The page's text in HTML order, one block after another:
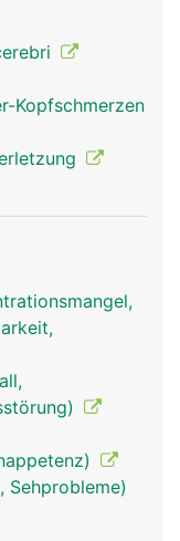
mit 2
Unterkiefer
oder
Kopfschmerzen
Sehprobleme)